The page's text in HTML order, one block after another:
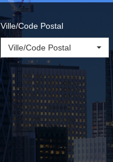
Ville/Code Postal
Ville/Code Postal